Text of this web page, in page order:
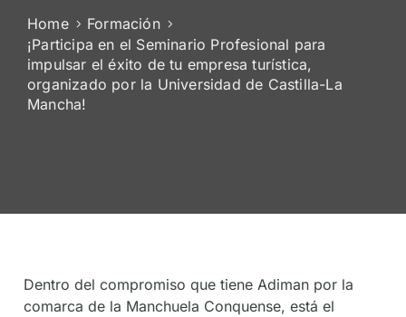
Home
Formación
¡Participa en el Seminario Profesional para
impulsar el éxito de tu empresa turística,
organizado por la Universidad de Castilla-La
Mancha!
Dentro del compromiso que tiene Adiman por la
comarca de la Manchuela Conquense, está el